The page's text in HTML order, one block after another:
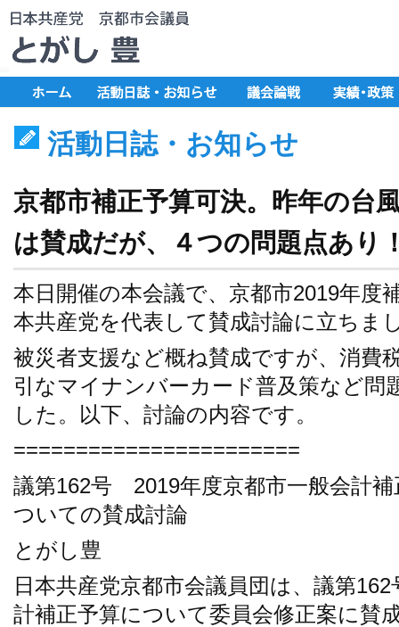
活動日誌・お知らせ
京都市補正予算可決。昨年の台
は賛成だが、４つの問題点あり
本日開催の本会議で、京都市2019年度
本共産党を代表して賛成討論に立ちま
被災者支援など概ね賛成ですが、消費
引なマイナンバーカード普及策など問
した。以下、討論の内容です。
=======================
議第162号 2019年度京都市一般会計
ついての賛成討論
とがし豊
日本共産党京都市会議員団は、議第
計補正予算について委員会修正案に賛